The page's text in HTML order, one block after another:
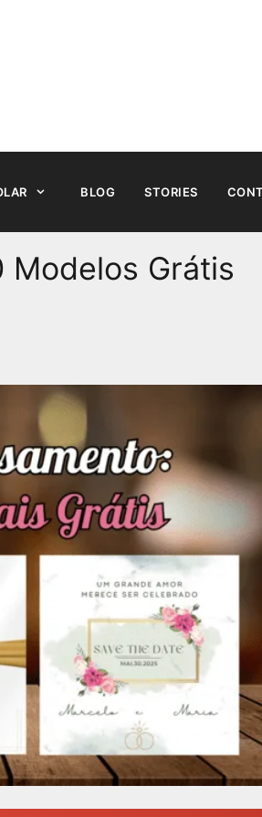
BLOG STORIES
Modelos Grátis